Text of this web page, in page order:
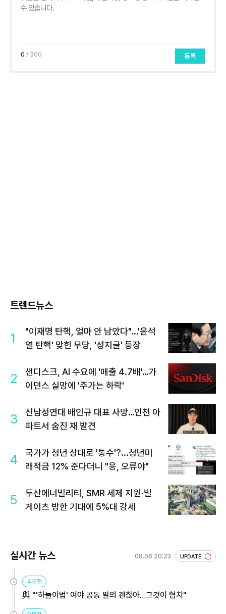
0 / 300 등록
트렌드뉴스
1
"이재명 탄핵, 얼마 안 남았다"...'윤석
열 탄핵' 맞힌 무당, '성지글' 등장
2
샌디스크, AI 수요에 '매출 4.7배'…가
이던스 실망에 '주가는 하락'
3
신남성연대 배인규 대표 사망…인천 아
파트서 숨진 채 발견
4
국가가 청년 상대로 '통수'?...청년미
래적금 12% 준다더니 "응, 오류야"
5
두산에너빌리티, SMR 세제 지원·빌
게이츠 방한 기대에 5%대 강세
실시간 뉴스 08.06 20:23 UPDATE
4분전
與 "'하늘이법' 여야 공동 발의 괜찮아…그것이 협치"